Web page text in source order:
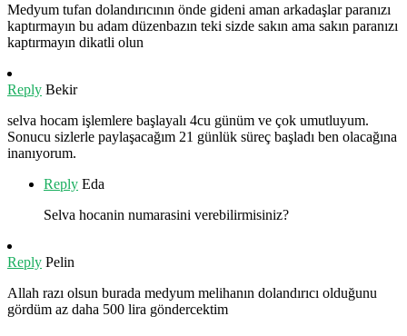
Medyum tufan dolandırıcının önde gideni aman arkadaşlar paranızı
kaptırmayın bu adam düzenbazın teki sizde sakın ama sakın paranızı
kaptırmayın dikatli olun
Reply Bekir
selva hocam işlemlere başlayalı 4cu günüm ve çok umutluyum.
Sonucu sizlerle paylaşacağım 21 günlük süreç başladı ben olacağına
inanıyorum.
Reply Eda
Selva hocanin numarasini verebilirmisiniz?
Reply Pelin
Allah razı olsun burada medyum melihanın dolandırıcı olduğunu
gördüm az daha 500 lira göndercektim